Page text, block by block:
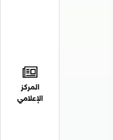
المركز
الإعلامي